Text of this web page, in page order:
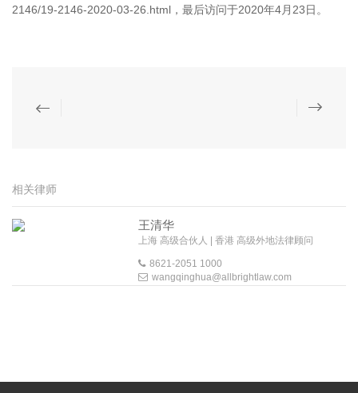
2146/19-2146-2020-03-26.html，最后访问于2020年4月23日。
相关律师
王清华
上海 高级合伙人 | 香港 高级外地法律顾问
8621-2051 1000
wangqinghua@allbrightlaw.com